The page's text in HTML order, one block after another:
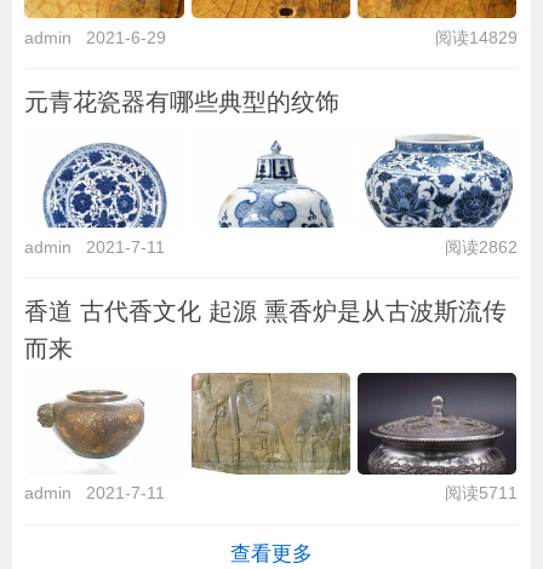
admin 2021-6-29 阅读14829
元青花瓷器有哪些典型的纹饰
admin 2021-7-11 阅读2862
香道 古代香文化 起源 熏香炉是从古波斯流传
而来
admin 2021-7-11 阅读5711
查看更多